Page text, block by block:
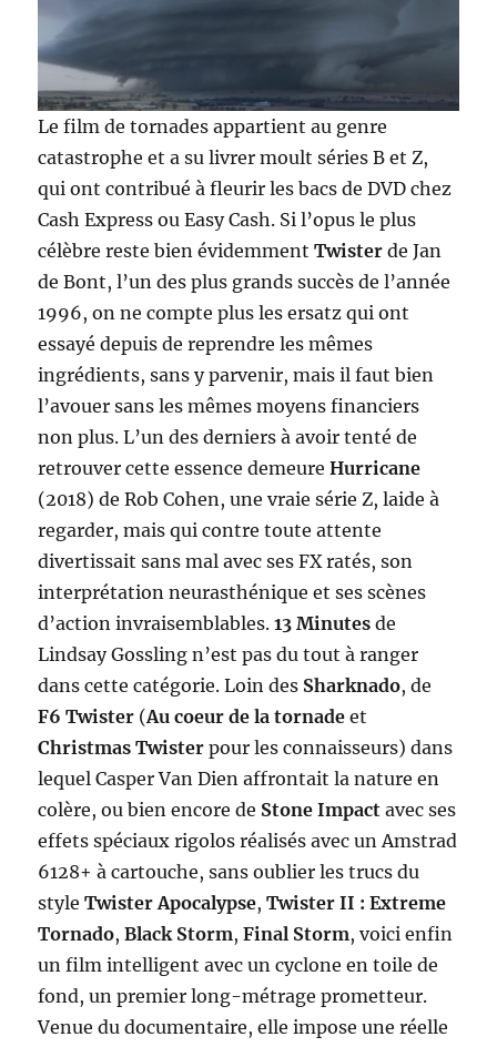
Le film de tornades appartient au genre
catastrophe et a su livrer moult séries B et Z,
qui ont contribué à fleurir les bacs de DVD chez
Cash Express ou Easy Cash. Si l’opus le plus
célèbre reste bien évidemmentTwister de Jan
de Bont, l’un des plus grands succès de l’année
1996, on ne compte plus les ersatz qui ont
essayé depuis de reprendre les mêmes
ingrédients, sans y parvenir, mais il faut bien
l’avouer sans les mêmes moyens financiers
non plus. L’un des derniers à avoir tenté de
retrouver cette essence demeureHurricane
(2018) de Rob Cohen, une vraie série Z, laide à
regarder, mais qui contre toute attente
divertissait sans mal avec ses FX ratés, son
interprétation neurasthénique et ses scènes
d’action invraisemblables.13 Minutes de
Lindsay Gossling n’est pas du tout à ranger
dans cette catégorie. Loin des Sharknado, de
F6 Twister (Au coeur de la tornade et
Christmas Twister pour les connaisseurs) dans
lequel Casper Van Dien affrontait la nature en
colère, ou bien encore de Stone Impact avec ses
effets spéciaux rigolos réalisés avec un Amstrad
6128+ à cartouche, sans oublier les trucs du
styleTwister Apocalypse,Twister II : Extreme
Tornado,Black Storm,Final Storm, voici enfin
un film intelligent avec un cyclone en toile de
fond, un premier long-métrage prometteur.
Venue du documentaire, elle impose une réelle